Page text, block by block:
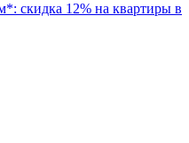
скидка 12% на квартиры в